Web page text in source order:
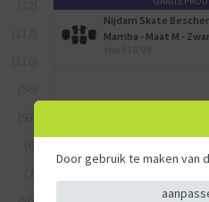
Nijdam Skate
Mamba - Maat M -
Door gebruik te maken van